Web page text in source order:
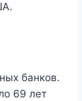
банков.
69 лет